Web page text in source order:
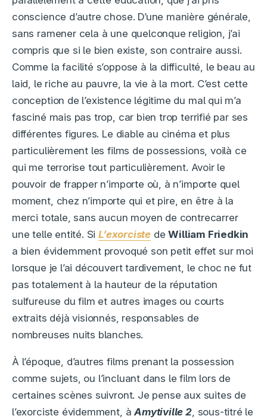
conscience d’autre chose. D’une manière générale,
sans ramener cela à une quelconque religion, j’ai
compris que si le bien existe, son contraire aussi.
Comme la facilité s’oppose à la difficulté, le beau au
laid, le riche au pauvre, la vie à la mort. C’est cette
conception de l’existence légitime du mal qui m’a
fasciné mais pas trop, car bien trop terrifié par ses
différentes figures. Le diable au cinéma et plus
particulièrement les films de possessions, voilà ce
qui me terrorise tout particulièrement. Avoir le
pouvoir de frapper n’importe où, à n’importe quel
moment, chez n’importe qui et pire, en être à la
merci totale, sans aucun moyen de contrecarrer
une telle entité. SiL’exorciste deWilliam Friedkin
a bien évidemment provoqué son petit effet sur moi
lorsque je l’ai découvert tardivement, le choc ne fut
pas totalement à la hauteur de la réputation
sulfureuse du film et autres images ou courts
extraits déjà visionnés, responsables de
nombreuses nuits blanches.
À l’époque, d’autres films prenant la possession
comme sujets, ou l’incluant dans le film lors de
certaines scènes suivront. Je pense aux suites de
l’exorciste évidemment, àAmytiville 2, sous-titré le